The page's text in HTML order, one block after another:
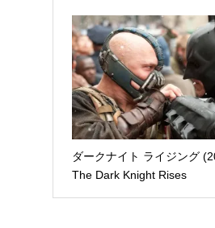
ダークナイト ライジング
The Dark Knight Rises